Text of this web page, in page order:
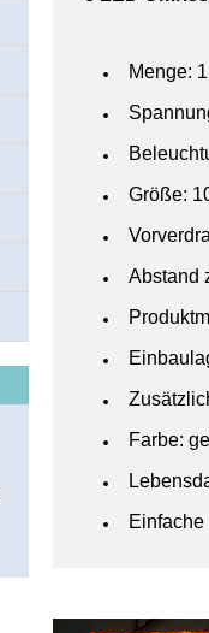
Menge:
Größe:
Abstand
Farbe: